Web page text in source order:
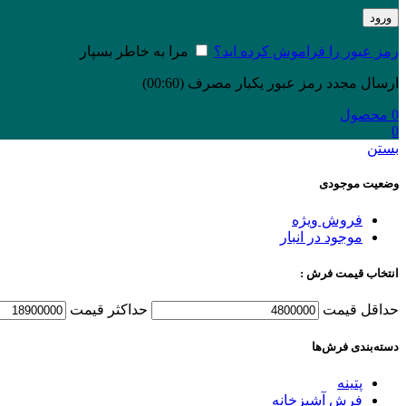
ورود
رمز عبور را فراموش کرده اید؟ مرا به خاطر بسپار
ارسال مجدد رمز عبور یکبار مصرف (00:
60
)
0 محصول
0
بستن
وضعیت موجودی
فروش ویژه
موجود در انبار
انتخاب قیمت فرش :
حداقل قیمت حداكثر قيمت
دسته‌بندی‌ فرش‌ها
پتینه
فرش آشپزخانه